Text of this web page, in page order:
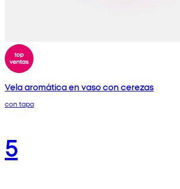
Vela aromática en vaso con cerezas
con tapa
5